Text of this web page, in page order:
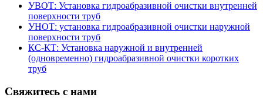
УВОТ: Установка гидроабразивной очистки внутренней
поверхности труб
УНОТ: установка гидроабразивной очистки наружной
поверхности труб
КС-КТ: Установка наружной и внутренней
(одновременно) гидроабразивной очистки коротких
труб
Свяжитесь с нами